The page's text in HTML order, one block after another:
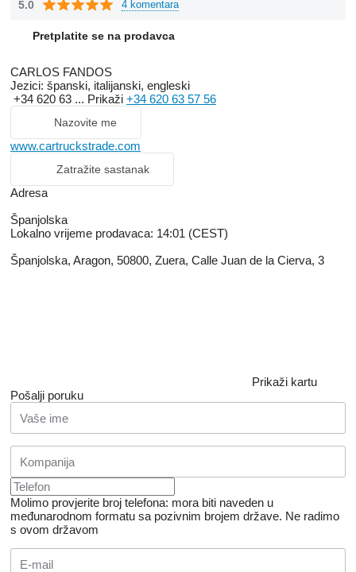
5.0 4 komentara
Pretplatite se na prodavca
CARLOS FANDOS
Jezici: španski, italijanski, engleski
+34 620 63 ... Prikaži +34 620 63 57 56
Nazovite me
www.cartruckstrade.com
Zatražite sastanak
Adresa
Španjolska
Lokalno vrijeme prodavaca: 14:01 (CEST)
Španjolska, Aragon, 50800, Zuera, Calle Juan de la Cierva, 3
Prikaži kartu
Pošalji poruku
Molimo provjerite broj telefona: mora biti naveden u
međunarodnom formatu sa pozivnim brojem države. Ne radimo
s ovom državom